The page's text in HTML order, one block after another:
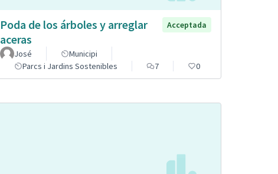
Poda de los árboles y arreglar
aceras
Acceptada
José
Municipi
Parcs i Jardins Sostenibles
7 0